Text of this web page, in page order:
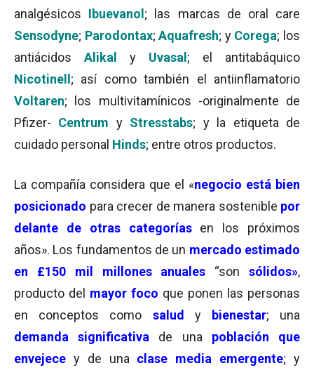
analgésicos Ibuevanol ; las marcas de oral care
Sensodyne; Parodontax;Aquafresh; y Corega; los
antiácidos Alikal y Uvasal ; el antitabáquico
Nicotinell ; así como también el antiinflamatorio
Voltaren; los multivitamínicos -originalmente de
Pfizer- Centrum y Stresstabs; y la etiqueta de
cuidado personal Hinds; entre otros productos.
La compañía considera que el «negocio está bien
posicionado para crecer de manera sostenible por
delante de otras categoríasen los próximos
años». Los fundamentos de un mercado estimado
en £150 mil millones anuales “sonsólidos»,
producto del mayor foco que ponen las personas
en conceptos como salud y bienestar; una
demanda significativa de una población que
envejece y de una clase media emergente; y